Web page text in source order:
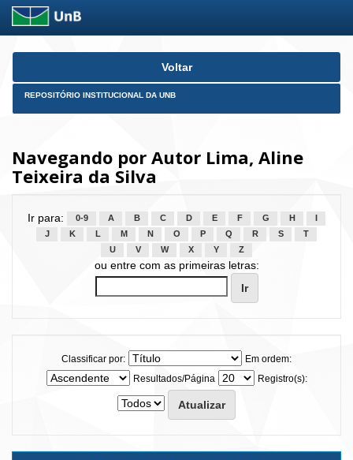
Skip
Voltar
REPOSITÓRIO INSTITUCIONAL DA UNB
Navegando por Autor Lima, Aline
Teixeira da Silva
Ir para: 0-9 A B C D E F G H
J
K L M N O P Q R S
T
U
V W X Y Z
ou entre com as primeiras letras:
Classificar por:
Em ordem:
Resultados/Página
Registro(s):